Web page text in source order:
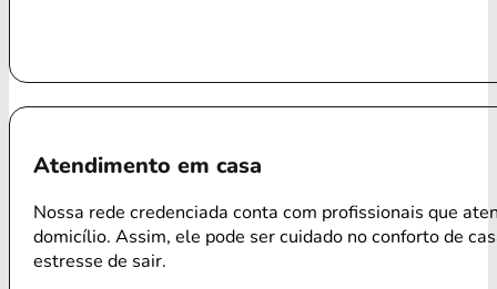
Atendimento em casa
Nossa rede credenciada conta com profissionais que
domicílio. Assim, ele pode ser cuidado no conforto de
estresse de sair.